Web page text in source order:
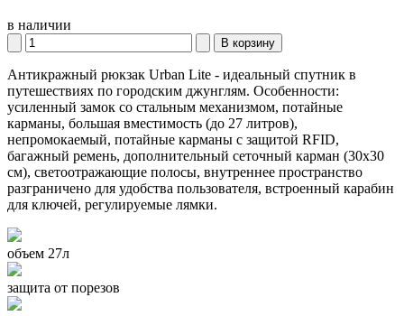
в наличии
В корзину
Антикражный рюкзак Urban Lite - идеальный спутник в
путешествиях по городским джунглям. Особенности:
усиленный замок со стальным механизмом, потайные
карманы, большая вместимость (до 27 литров),
непромокаемый, потайные карманы с защитой RFID,
багажный ремень, дополнительный сеточный карман (30x30
см), светоотражающие полосы, внутреннее пространство
разграничено для удобства пользователя, встроенный карабин
для ключей, регулируемые лямки.
объем 27л
защита от порезов